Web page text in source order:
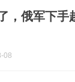
，俄军下手
08